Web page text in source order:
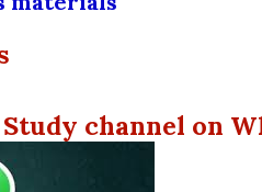
channel on